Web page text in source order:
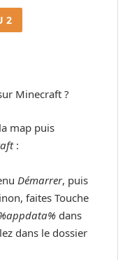
2
Minecraft ?
map puis
:
Démarrer, puis
faites Touche
dans
dans le dossier